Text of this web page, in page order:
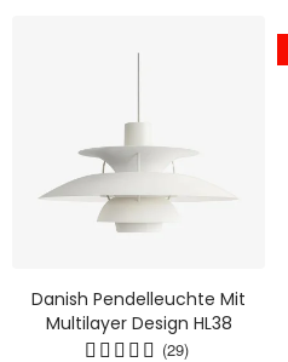
Danish Pendelleuchte Mit
Multilayer Design HL38
(29)